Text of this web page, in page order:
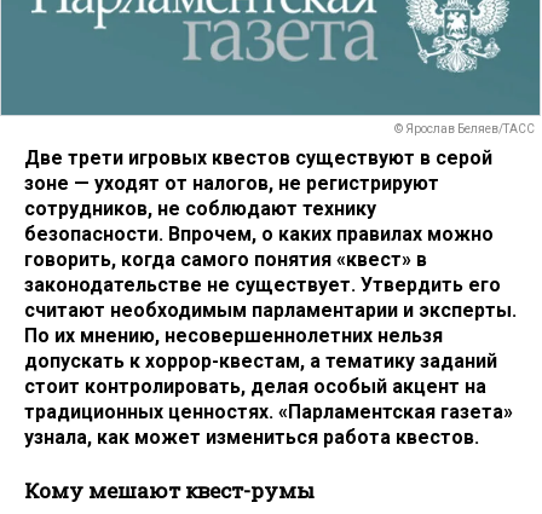
© Ярослав Беляев/ТАСС
Две трети игровых квестов существуют в серой
зоне — уходят от налогов, не регистрируют
сотрудников, не соблюдают технику
безопасности. Впрочем, о каких правилах можно
говорить, когда самого понятия «квест» в
законодательстве не существует. Утвердить его
считают необходимым парламентарии и эксперты.
По их мнению, несовершеннолетних нельзя
допускать к хоррор-квестам, а тематику заданий
стоит контролировать, делая особый акцент на
традиционных ценностях. «Парламентская газета»
узнала, как может измениться работа квестов.
Кому мешают квест-румы